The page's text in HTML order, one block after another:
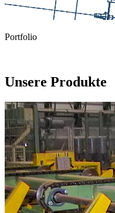
Portfolio
Unsere Produkte